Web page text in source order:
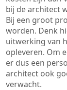
bij de architect
Bij een groot
worden. Denk
uitwerking van
opleveren. Om
er dus een
architect ook
verwacht.